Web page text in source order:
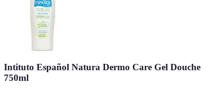
Intituto Español Natura Dermo Care Gel Douche
750ml